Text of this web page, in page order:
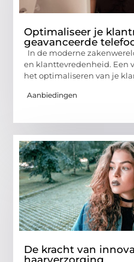
Optimaliseer je
geavanceerde
In de moderne
en klanttevredenheid. Een
het optimaliseren van je
Aanbiedingen
De kracht van